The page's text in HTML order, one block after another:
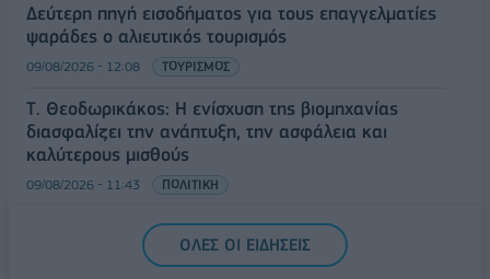
Δεύτερη πηγή εισοδήματος για τους επαγγελματίες
ψαράδες ο αλιευτικός τουρισμός
09/08/2026 - 12:08 ΤΟΥΡΙΣΜΟΣ
Τ. Θεοδωρικάκος: Η ενίσχυση της βιομηχανίας
διασφαλίζει την ανάπτυξη, την ασφάλεια και
καλύτερους μισθούς
09/08/2026 - 11:43 ΠΟΛΙΤΙΚΗ
Υπ. Μεταφορών: Οριστική λύση στο ζήτημα των
πινακίδων κυκλοφορίας - Τέλος στις χρονοβόρες
ΟΛΕΣ ΟΙ ΕΙΔΗΣΕΙΣ